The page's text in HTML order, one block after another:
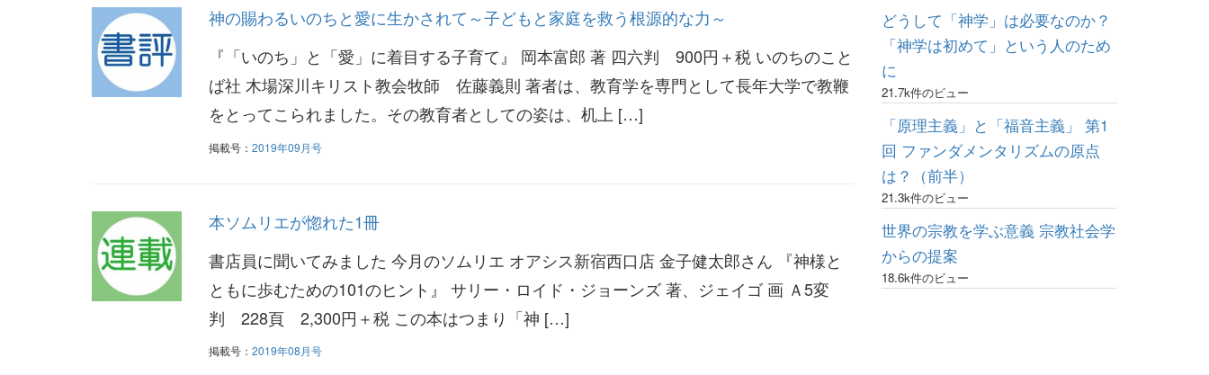
神の賜わるいのちと愛に生かされて～子どもと家庭を救う根源的な力～
『「いのち」と「愛」に着目する子育て』 岡本富郎 著 四六判 900円＋税 いのちのこと
ば社 木場深川キリスト教会牧師 佐藤義則 著者は、教育学を専門として長年大学で教鞭
をとってこられました。その教育者としての姿は、机上 […]
掲載号： 2019年09月号
本ソムリエが惚れた1冊
書店員に聞いてみました 今月のソムリエ オアシス新宿西口店 金子健太郎さん 『神様と
ともに歩むための101のヒント』 サリー・ロイド・ジョーンズ 著、ジェイゴ 画 Ａ5変
判 228頁 2,300円＋税 この本はつまり「神 […]
掲載号： 2019年08月号
どうして「神学」は必要なのか？
「神学は初めて」という人のため
に
21.7k件のビュー
「原理主義」と「福音主義」 第1
回 ファンダメンタリズムの原点
は？（前半）
21.3k件のビュー
世界の宗教を学ぶ意義 宗教社会学
からの提案
18.6k件のビュー